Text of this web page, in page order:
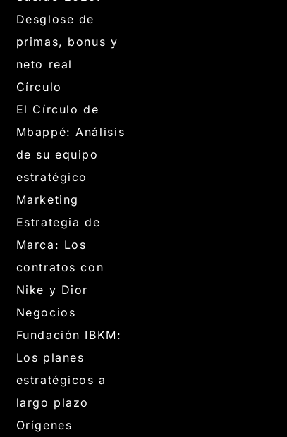
Desglose de
primas, bonus y
neto real
Círculo
El Círculo de
Mbappé: Análisis
de su equipo
estratégico
Marketing
Estrategia de
Marca: Los
contratos con
Nike y Dior
Negocios
Fundación IBKM:
Los planes
estratégicos a
largo plazo
Orígenes